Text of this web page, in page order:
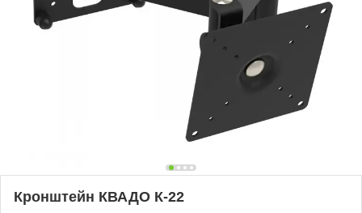
Кронштейн КВАДО К-22